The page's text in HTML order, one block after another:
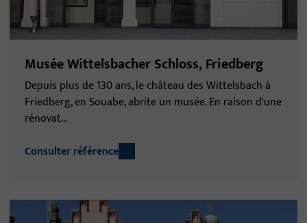
Musée Wittelsbacher Schloss, Friedberg
Depuis plus de 130 ans, le château des Wittelsbach à
Friedberg, en Souabe, abrite un musée. En raison d'une
rénovat...
Consulter référence